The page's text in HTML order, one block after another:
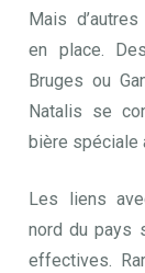
Mais
en place.
Bruges ou
Natalis se
bière spéciale
Les liens
nord du pays
effectives.